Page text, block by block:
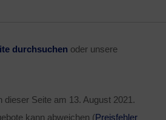
durchsuchen oder unsere
dieser Seite am 13. August 2021 .
kann abweichen (Preisfehler